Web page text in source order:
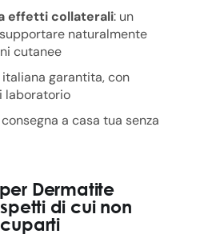
effetti collaterali: un
naturalmente
cutanee
garantita, con
laboratorio
consegna a casa tua senza
Dermatite
di cui non